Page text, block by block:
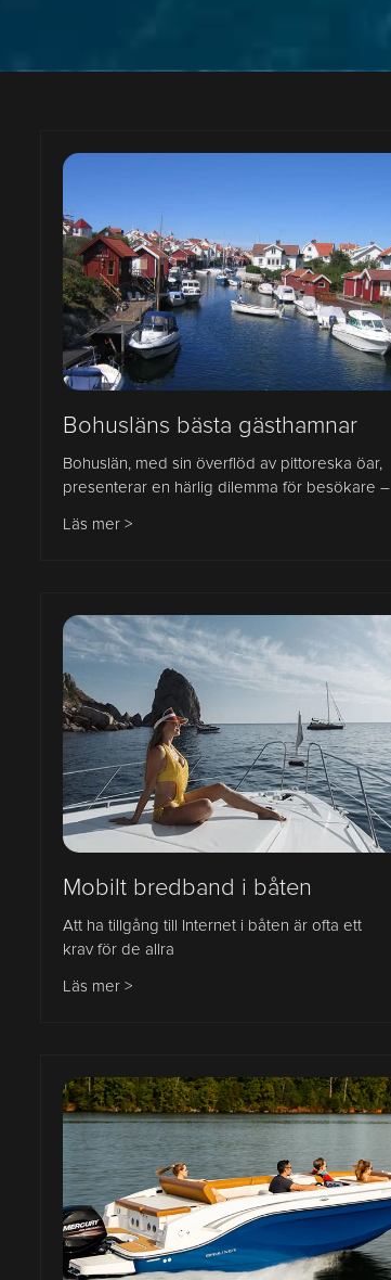
Bohusläns bästa gästhamnar
Bohuslän, med sin överflöd av pittoreska öar,
presenterar en härlig dilemma för besökare –
Läs mer >
Mobilt bredband i båten
Att ha tillgång till Internet i båten är ofta ett
krav för de allra
Läs mer >